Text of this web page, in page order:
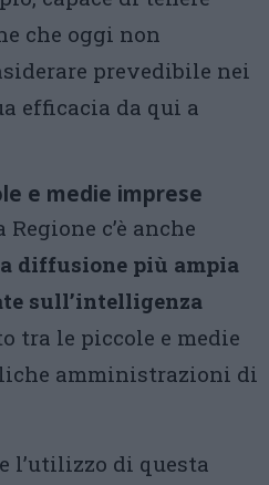
che oggi non
prevedibile nei
efficacia da qui a
e medie imprese
c’è anche
diffusione più ampia
sull’intelligenza
tra le piccole e medie
amministrazioni di
l’utilizzo di questa